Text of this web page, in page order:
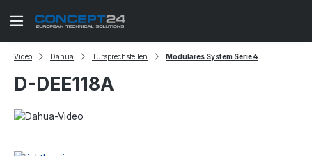
Zum Hauptinhalt springen
Video Dahua Türsprechstellen Modulares System Serie 4
D-DEE118A